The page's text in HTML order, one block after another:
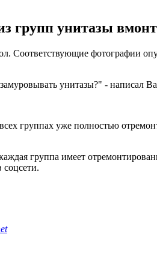
групп унитазы
Соответствующие фотографии
унитазы?" - написал
группах уже полностью
группа имеет